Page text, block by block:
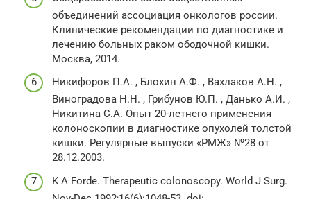
объединений ассоциация онкологов россии.
Клинические рекомендации по диагностике и
лечению больных раком ободочной кишки.
Москва, 2014.
Никифоров П.А. , Блохин А.Ф. , Вахлаков А.Н. ,
Виноградова Н.Н. , Грибунов Ю.П. , Данько А.И. ,
Никитина С.А. Опыт 20-летнего применения
колоноскопии в диагностике опухолей толстой
кишки. Регулярные выпуски «РМЖ» №28 от
28.12.2003.
K A Forde. Therapeutic colonoscopy. World J Surg.